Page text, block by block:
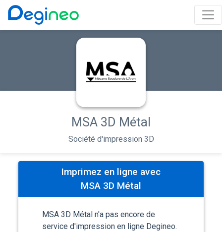
MSA 3D Métal
Société d'impression 3D
Imprimez en ligne avec
MSA 3D Métal
MSA 3D Métal n'a pas encore de
service d'impression en ligne Degineo.